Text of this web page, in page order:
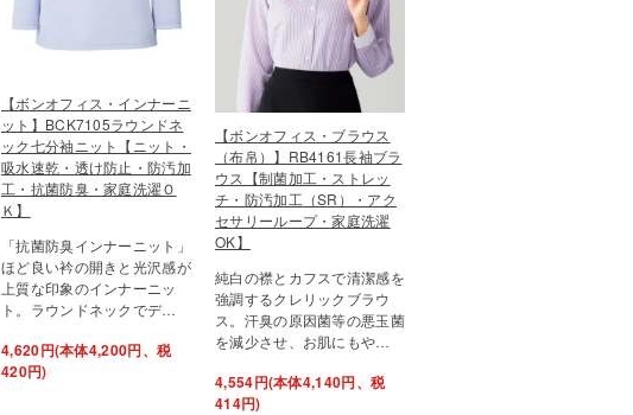
【ボンオフィス・インナーニ
ット】BCK7105ラウンドネ
ック七分袖ニット【ニット・
吸水速乾・透け防止・防汚加
工・抗菌防臭・家庭洗濯Ｏ
Ｋ】
「抗菌防臭インナーニット」
ほど良い衿の開きと光沢感が
上質な印象のインナーニッ
ト。ラウンドネックでデ…
4,620円(本体4,200円、税
420円)
【ボンオフィス・ブラウス
（布帛）】RB4161長袖ブラ
ウス【制菌加工・ストレッ
チ・防汚加工（SR）・アク
セサリーループ・家庭洗濯
OK】
純白の襟とカフスで清潔感を
強調するクレリックブラウ
ス。汗臭の原因菌等の悪玉菌
を減少させ、お肌にもや…
4,554円(本体4,140円、税
414円)